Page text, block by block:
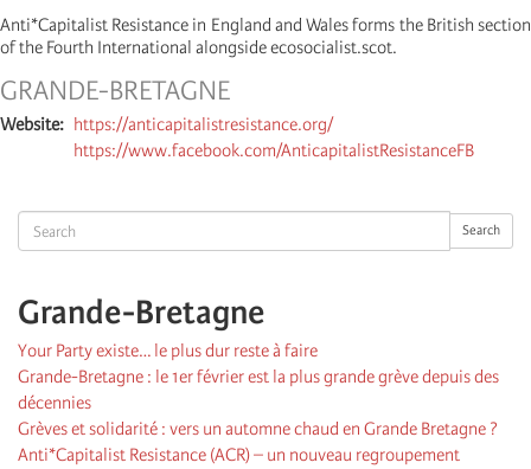
Search Search
Grande-Bretagne
Your Party existe… le plus dur reste à faire
Grande-Bretagne : le 1er février est la plus grande grève depuis des
décennies
Grèves et solidarité : vers un automne chaud en Grande Bretagne ?
Anti*Capitalist Resistance (ACR) – un nouveau regroupement
Anti*Capitalist Resistance in England and Wales forms the British section
of the Fourth International alongside ecosocialist.scot.
GRANDE-BRETAGNE
Website
https://anticapitalistresistance.org/
https://www.facebook.com/AnticapitalistResistanceFB